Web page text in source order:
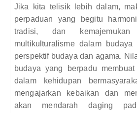
Jika kita telisik lebih dalam,
perpaduan yang begitu
tradisi, dan
multikulturalisme dalam
perspektif budaya dan agama.
budaya yang berpadu
dalam kehidupan
mengajarkan kebaikan dan
akan mendarah daging